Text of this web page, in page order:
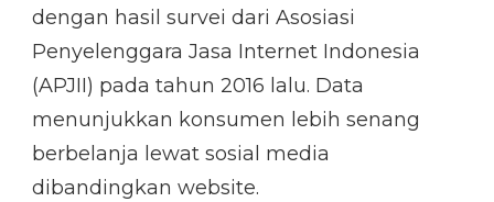
dengan hasil survei dari Asosiasi
Penyelenggara Jasa Internet Indonesia
(APJII) pada tahun 2016 lalu. Data
menunjukkan konsumen lebih senang
berbelanja lewat sosial media
dibandingkan website.